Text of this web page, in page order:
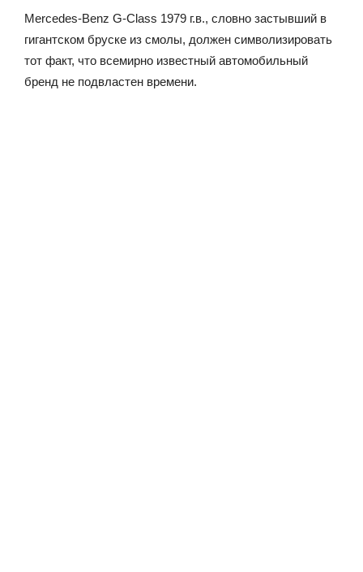
Mercedes-Benz G-Class 1979 г.в., словно застывший в
гигантском бруске из смолы, должен символизировать
тот факт, что всемирно известный автомобильный
бренд не подвластен времени.